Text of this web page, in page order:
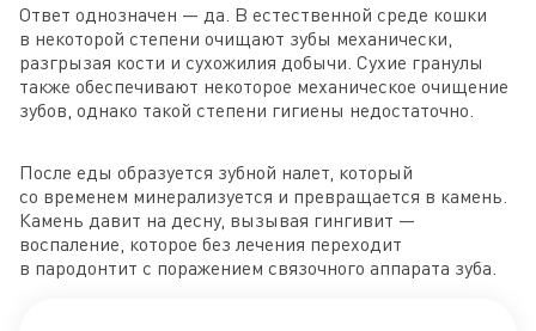
Ответ однозначен — да. В естественной среде кошки
в некоторой степени очищают зубы механически,
разгрызая кости и сухожилия добычи. Сухие гранулы
также обеспечивают некоторое механическое очищение
зубов, однако такой степени гигиены недостаточно.
После еды образуется зубной налет, который
со временем минерализуется и превращается в камень.
Камень давит на десну, вызывая гингивит —
воспаление, которое без лечения переходит
в пародонтит с поражением связочного аппарата зуба.